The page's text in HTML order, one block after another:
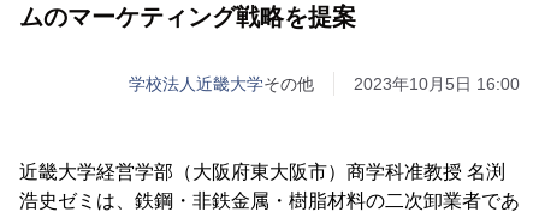
ムのマーケティング戦略を提案
学校法人近畿大学その他 2023年10月5日 16:00
近畿大学経営学部（大阪府東大阪市）商学科准教授 名渕
浩史ゼミは、鉄鋼・非鉄金属・樹脂材料の二次卸業者であ